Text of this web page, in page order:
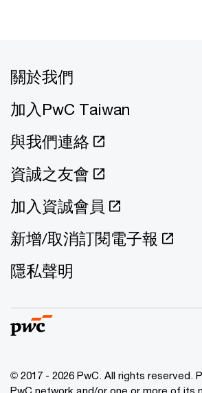
關於我們
加入PwC Taiwan
與我們連絡
資誠之友會
加入資誠會員
新增/取消訂閱電子報
隱私聲明
© 2017 - 2026 PwC. All rights reserved.